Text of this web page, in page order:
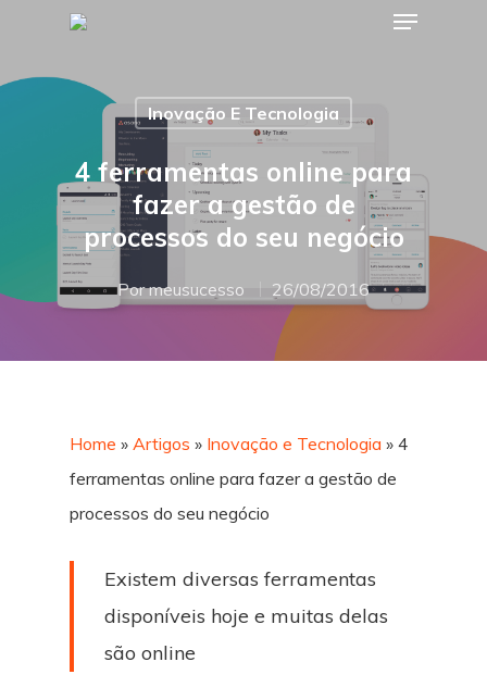
Hit enter to search or ESC to close
Inovação E Tecnologia
4 ferramentas online para
fazer a gestão de
processos do seu negócio
Pormeusucesso 26/08/2016
Home » Artigos » Inovação e Tecnologia » 4
ferramentas online para fazer a gestão de
processos do seu negócio
Existem diversas ferramentas
disponíveis hoje e muitas delas
são online